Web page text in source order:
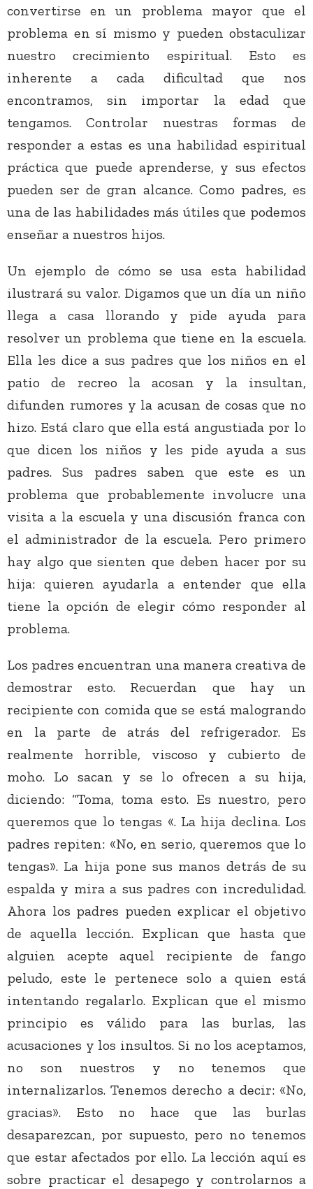
convertirse en un problema mayor que el
problema en sí mismo y pueden obstaculizar
nuestro crecimiento espiritual. Esto es
inherente a cada dificultad que nos
encontramos, sin importar la edad que
tengamos. Controlar nuestras formas de
responder a estas es una habilidad espiritual
práctica que puede aprenderse, y sus efectos
pueden ser de gran alcance. Como padres, es
una de las habilidades más útiles que podemos
enseñar a nuestros hijos.
Un ejemplo de cómo se usa esta habilidad
ilustrará su valor. Digamos que un día un niño
llega a casa llorando y pide ayuda para
resolver un problema que tiene en la escuela.
Ella les dice a sus padres que los niños en el
patio de recreo la acosan y la insultan,
difunden rumores y la acusan de cosas que no
hizo. Está claro que ella está angustiada por lo
que dicen los niños y les pide ayuda a sus
padres. Sus padres saben que este es un
problema que probablemente involucre una
visita a la escuela y una discusión franca con
el administrador de la escuela. Pero primero
hay algo que sienten que deben hacer por su
hija: quieren ayudarla a entender que ella
tiene la opción de elegir cómo responder al
problema.
Los padres encuentran una manera creativa de
demostrar esto. Recuerdan que hay un
recipiente con comida que se está malogrando
en la parte de atrás del refrigerador. Es
realmente horrible, viscoso y cubierto de
moho. Lo sacan y se lo ofrecen a su hija,
diciendo: “Toma, toma esto. Es nuestro, pero
queremos que lo tengas «. La hija declina. Los
padres repiten: «No, en serio, queremos que lo
tengas». La hija pone sus manos detrás de su
espalda y mira a sus padres con incredulidad.
Ahora los padres pueden explicar el objetivo
de aquella lección. Explican que hasta que
alguien acepte aquel recipiente de fango
peludo, este le pertenece solo a quien está
intentando regalarlo. Explican que el mismo
principio es válido para las burlas, las
acusaciones y los insultos. Si no los aceptamos,
no son nuestros y no tenemos que
internalizarlos. Tenemos derecho a decir: «No,
gracias». Esto no hace que las burlas
desaparezcan, por supuesto, pero no tenemos
que estar afectados por ello. La lección aquí es
sobre practicar el desapego y controlarnos a